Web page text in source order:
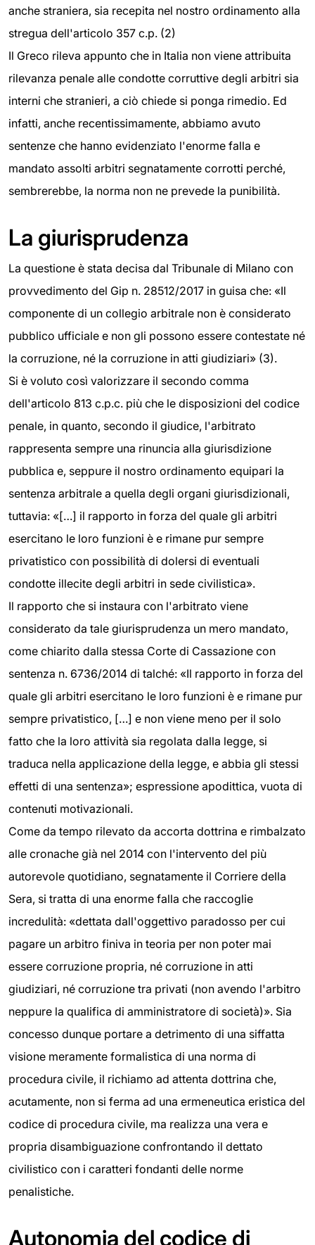
anche straniera, sia recepita nel nostro ordinamento alla
stregua dell'articolo 357 c.p. (2)
Il Greco rileva appunto che in Italia non viene attribuita
rilevanza penale alle condotte corruttive degli arbitri sia
interni che stranieri, a ciò chiede si ponga rimedio. Ed
infatti, anche recentissimamente, abbiamo avuto
sentenze che hanno evidenziato l'enorme falla e
mandato assolti arbitri segnatamente corrotti perché,
sembrerebbe, la norma non ne prevede la punibilità.
La giurisprudenza
La questione è stata decisa dal Tribunale di Milano con
provvedimento del Gip n. 28512/2017 in guisa che: «Il
componente di un collegio arbitrale non è considerato
pubblico ufficiale e non gli possono essere contestate né
la corruzione, né la corruzione in atti giudiziari» (3).
Si è voluto così valorizzare il secondo comma
dell'articolo 813 c.p.c. più che le disposizioni del codice
penale, in quanto, secondo il giudice, l'arbitrato
rappresenta sempre una rinuncia alla giurisdizione
pubblica e, seppure il nostro ordinamento equipari la
sentenza arbitrale a quella degli organi giurisdizionali,
tuttavia: «[…] il rapporto in forza del quale gli arbitri
esercitano le loro funzioni è e rimane pur sempre
privatistico con possibilità di dolersi di eventuali
condotte illecite degli arbitri in sede civilistica».
Il rapporto che si instaura con l'arbitrato viene
considerato da tale giurisprudenza un mero mandato,
come chiarito dalla stessa Corte di Cassazione con
sentenza n. 6736/2014 di talché: «Il rapporto in forza del
quale gli arbitri esercitano le loro funzioni è e rimane pur
sempre privatistico, […] e non viene meno per il solo
fatto che la loro attività sia regolata dalla legge, si
traduca nella applicazione della legge, e abbia gli stessi
effetti di una sentenza»; espressione apodittica, vuota di
contenuti motivazionali.
Come da tempo rilevato da accorta dottrina e rimbalzato
alle cronache già nel 2014 con l'intervento del più
autorevole quotidiano, segnatamente il Corriere della
Sera, si tratta di una enorme falla che raccoglie
incredulità: «dettata dall'oggettivo paradosso per cui
pagare un arbitro finiva in teoria per non poter mai
essere corruzione propria, né corruzione in atti
giudiziari, né corruzione tra privati (non avendo l'arbitro
neppure la qualifica di amministratore di società)». Sia
concesso dunque portare a detrimento di una siffatta
visione meramente formalistica di una norma di
procedura civile, il richiamo ad attenta dottrina che,
acutamente, non si ferma ad una ermeneutica eristica del
codice di procedura civile, ma realizza una vera e
propria disambiguazione confrontando il dettato
civilistico con i caratteri fondanti delle norme
penalistiche.
Autonomia del codice di